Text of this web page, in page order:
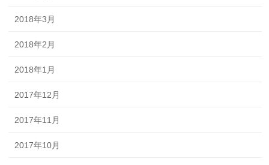
2018年3月
2018年2月
2018年1月
2017年12月
2017年11月
2017年10月